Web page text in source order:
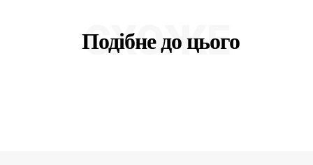
Подібне до цього
СХОЖЕ